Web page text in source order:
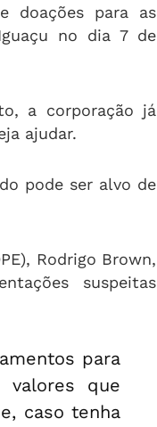
doações para as
no dia 7 de
a corporação já
ajudar.
pode ser alvo de
Rodrigo Brown,
suspeitas
para
valores que
caso tenha